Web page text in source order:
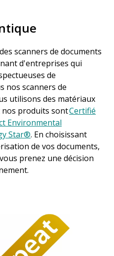
scanners de documents
d'entreprises qui
de
nos scanners de
utilisons des matériaux
nos produits sontCertifié
Environmental
Star®. En choisissant
de vos documents,
prenez une décision